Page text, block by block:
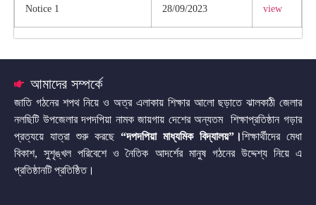
Notice 1 28/09/2023 view
আমাদের সম্পর্কে
জাতি গঠনের শপথ নিয়ে ও অত্র এলাকায় শিক্ষার আলো ছড়াতে ঝালকাঠী জেলার
নলছিটি উপজেলার দপদপিয়া নামক জায়গায় দেশের অন্যতম শিক্ষাপ্রতিষ্ঠান গড়ার
প্রত্যয়ে যাত্রা শুরু করছে “দপদপিয়া মাধ্যমিক বিদ্যালয়” ।শিক্ষার্থীদের মেধা
বিকাশ, সুশৃঙ্খল পরিবেশে ও নৈতিক আদর্শের মানুষ গঠনের উদ্দেশ্য নিয়ে এ
প্রতিষ্ঠানটি প্রতিষ্ঠিত।